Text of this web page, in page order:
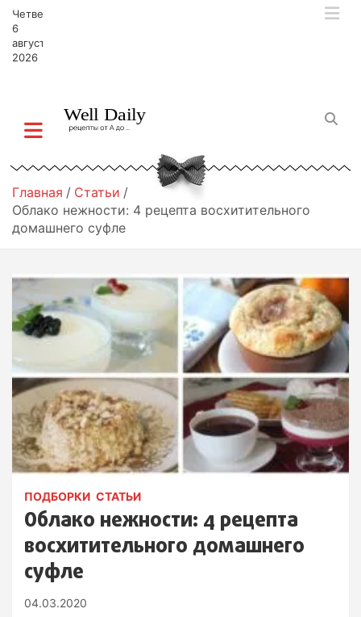
Четверг,
6
августа,
2026
Главная
Статьи
Облако нежности: 4 рецепта восхитительного
домашнего суфле
ПОДБОРКИ СТАТЬИ
Облако нежности: 4 рецепта
восхитительного домашнего
суфле
04.03.2020